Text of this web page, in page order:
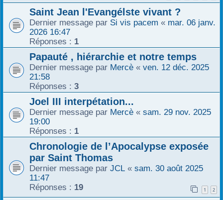
Saint Jean l'Evangélste vivant ?
Dernier message par Si vis pacem « mar. 06 janv.
2026 16:47
Réponses : 1
Papauté , hiérarchie et notre temps
Dernier message par Mercè « ven. 12 déc. 2025
21:58
Réponses : 3
Joel III interpétation...
Dernier message par Mercè « sam. 29 nov. 2025
19:00
Réponses : 1
Chronologie de l’Apocalypse exposée
par Saint Thomas
Dernier message par JCL « sam. 30 août 2025
11:47
Réponses : 19 1 2